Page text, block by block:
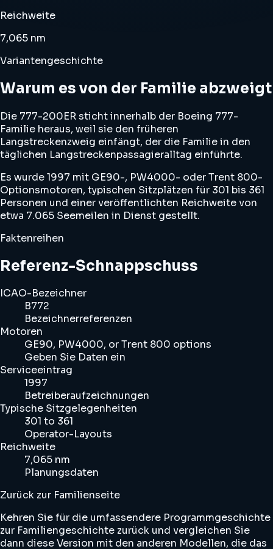
Reichweite
7,065 nm
Variantengeschichte
Warum es von der Familie abzweigt
Die 777-200ER sticht innerhalb der Boeing 777-
Familie heraus, weil sie den früheren
Langstreckenzweig einfängt, der die Familie in den
täglichen Langstreckenpassagieralltag einführte.
Es wurde 1997 mit GE90-, PW4000- oder Trent 800-
Optionsmotoren, typischen Sitzplätzen für 301 bis 361
Personen und einer veröffentlichten Reichweite von
etwa 7.065 Seemeilen in Dienst gestellt.
Faktenreihen
Referenz-Schnappschuss
ICAO-Bezeichner
B772
Bezeichnerreferenzen
Motoren
GE90, PW4000, or Trent 800 options
Geben Sie Daten ein
Serviceeintrag
1997
Betreiberaufzeichnungen
Typische Sitzgelegenheiten
301 to 361
Operator-Layouts
Reichweite
7,065 nm
Planungsdaten
Zurück zur Familienseite
Kehren Sie für die umfassendere Programmgeschichte
zur Familiengeschichte zurück und vergleichen Sie
dann diese Version mit den anderen Modellen, die das